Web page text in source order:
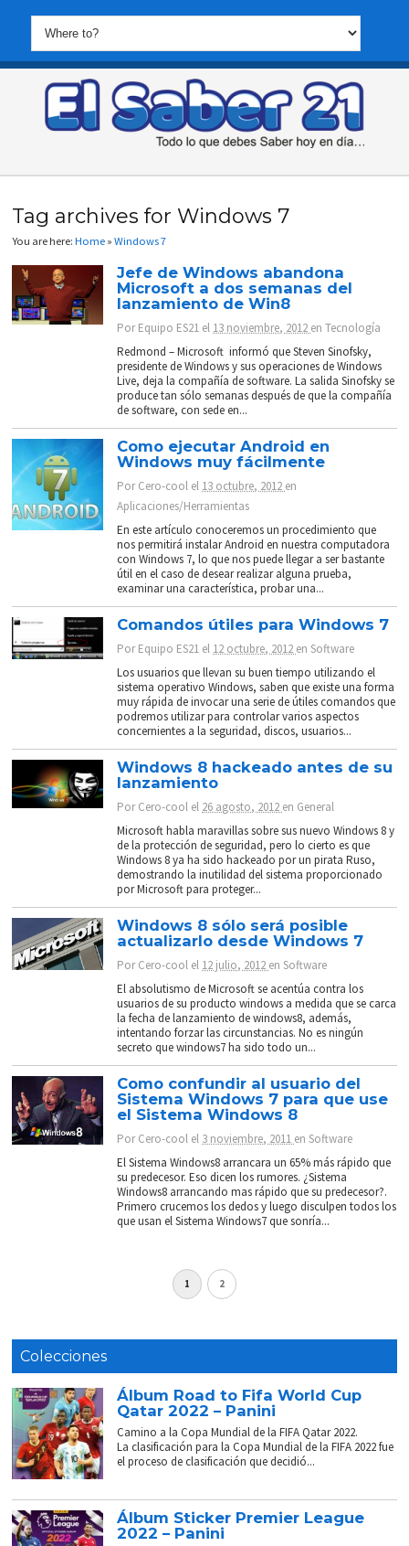
Tag archives for Windows 7
You are here:Home »Windows 7
Jefe de Windows abandona
Microsoft a dos semanas del
lanzamiento de Win8
PorEquipo ES21 el 13 noviembre, 2012 enTecnología
Redmond – Microsoft informó que Steven Sinofsky,
presidente de Windows y sus operaciones de Windows
Live, deja la compañía de software. La salida Sinofsky se
produce tan sólo semanas después de que la compañía
de software, con sede en...
Como ejecutar Android en
Windows muy fácilmente
PorCero-cool el 13 octubre, 2012 en
Aplicaciones/Herramientas
En este artículo conoceremos un procedimiento que
nos permitirá instalar Android en nuestra computadora
con Windows 7, lo que nos puede llegar a ser bastante
útil en el caso de desear realizar alguna prueba,
examinar una característica, probar una...
Comandos útiles para Windows 7
PorEquipo ES21 el 12 octubre, 2012 enSoftware
Los usuarios que llevan su buen tiempo utilizando el
sistema operativo Windows, saben que existe una forma
muy rápida de invocar una serie de útiles comandos que
podremos utilizar para controlar varios aspectos
concernientes a la seguridad, discos, usuarios...
Windows 8 hackeado antes de su
lanzamiento
PorCero-cool el 26 agosto, 2012 en General
Microsoft habla maravillas sobre sus nuevo Windows 8 y
de la protección de seguridad, pero lo cierto es que
Windows 8 ya ha sido hackeado por un pirata Ruso,
demostrando la inutilidad del sistema proporcionado
por Microsoft para proteger...
Windows 8 sólo será posible
actualizarlo desde Windows 7
PorCero-cool el 12 julio, 2012 enSoftware
El absolutismo de Microsoft se acentúa contra los
usuarios de su producto windows a medida que se carca
la fecha de lanzamiento de windows8, además,
intentando forzar las circunstancias. No es ningún
secreto que windows7 ha sido todo un...
Como confundir al usuario del
Sistema Windows 7 para que use
el Sistema Windows 8
PorCero-cool el 3 noviembre, 2011 enSoftware
El Sistema Windows8 arrancara un 65% más rápido que
su predecesor. Eso dicen los rumores. ¿Sistema
Windows8 arrancando mas rápido que su predecesor?.
Primero crucemos los dedos y luego disculpen todos los
que usan el Sistema Windows7 que sonría...
1 2
Colecciones
Álbum Road to Fifa World Cup
Qatar 2022 – Panini
Camino a la Copa Mundial de la FIFA Qatar 2022.
La clasificación para la Copa Mundial de la FIFA 2022 fue
el proceso de clasificación que decidió...
Álbum Sticker Premier League
2022 – Panini